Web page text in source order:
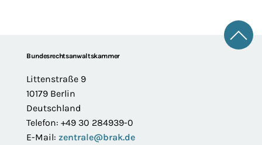
FooterBundesrechtsanwaltskammer
Littenstraße 9
10179 Berlin
Deutschland
Telefon: +49 30 284939-0
E-Mail: zentrale@brak.de